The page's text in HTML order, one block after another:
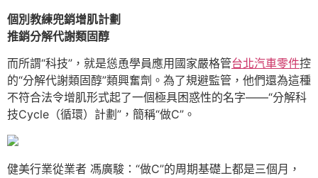
個別教練兜銷增肌計劃
推銷分解代謝類固醇
而所謂“科技”，就是慫恿學員應用國家嚴格管台北汽車零件控
的“分解代謝類固醇”類興奮劑。為了規避監管，他們還為這種
不符合法令增肌形式起了一個極具困惑性的名字——“分解科
技Cycle（循環）計劃”，簡稱“做C”。
健美行業從業者 馮廣駿：“做C”的周期基礎上都是三個月，